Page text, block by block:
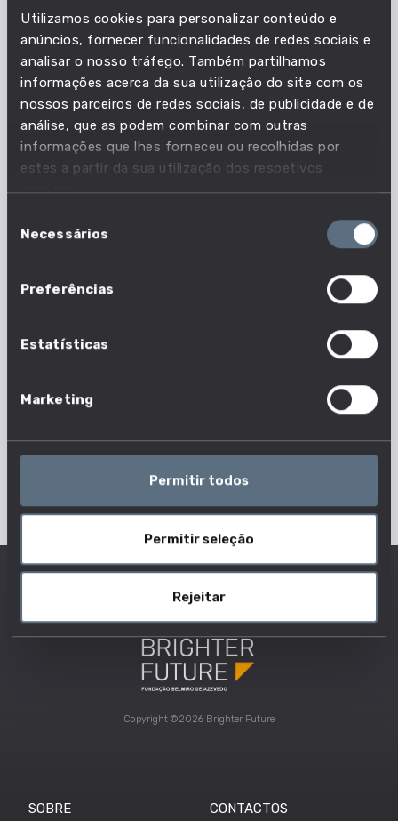
Utilizamos cookies para personalizar conteúdo e
anúncios, fornecer funcionalidades de redes sociais e
analisar o nosso tráfego. Também partilhamos
informações acerca da sua utilização do site com os
nossos parceiros de redes sociais, de publicidade e de
análise, que as podem combinar com outras
informações que lhes forneceu ou recolhidas por
estes a partir da sua utilização dos respetivos
serviços.
deNecessários
Preferências
Estatísticas
Marketing
Permitir todos
Permitir seleção
Rejeitar
Em que profissões esta
competência é essencial?
Acompanha as necessidades do mercado de
trabalho e descobre quais as profissões em que
esta competência é essencial.
Nº profissões em que esta competência é
Copyright ©2026 Brighter Future
SOBRE CONTACTOS